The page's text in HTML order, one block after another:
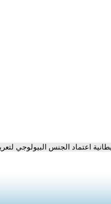
اعتماد الجنس البيولوجي